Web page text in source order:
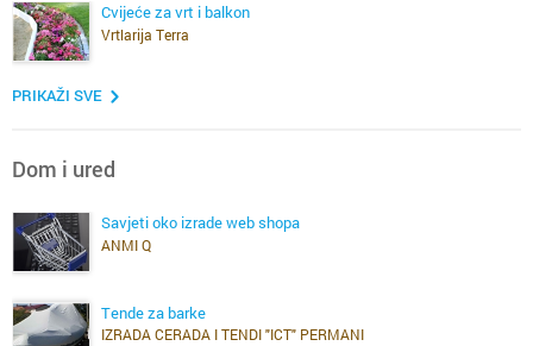
Cvijeće za vrt i balkon
Vrtlarija Terra
PRIKAŽI SVE
Dom i ured
Savjeti oko izrade web shopa
ANMI Q
Tende za barke
IZRADA CERADA I TENDI "ICT" PERMANI